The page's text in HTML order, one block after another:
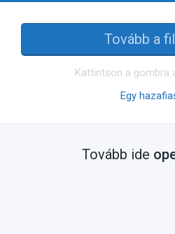
Tovább a
Kattintson a gombra
Egy
Tovább ide